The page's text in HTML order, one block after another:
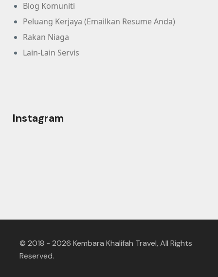
Blog Komuniti
Peluang Kerjaya (Emailkan Resume Anda)
Rakan Niaga
Lain-Lain Servis
Instagram
© 2018 - 2026 Kembara Khalifah Travel, All Rights
Reserved.